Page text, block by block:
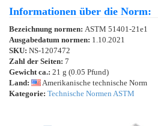
Informationen über die Norm:
Bezeichnung normen: ASTM 51401-21e1
Ausgabedatum normen: 1.10.2021
SKU: NS-1207472
Zahl der Seiten: 7
Gewicht ca.: 21 g (0.05 Pfund)
Land:
Amerikanische technische Norm
Kategorie: Technische Normen ASTM